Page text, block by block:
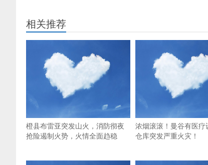
相关推荐
橙县布雷亚突发山火，消防彻夜
抢险遏制火势，火情全面趋稳
浓烟滚滚！曼谷有医疗
仓库突发严重火灾！